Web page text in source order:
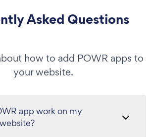
Asked Questions
how to add POWR apps to
your website.
app work on my